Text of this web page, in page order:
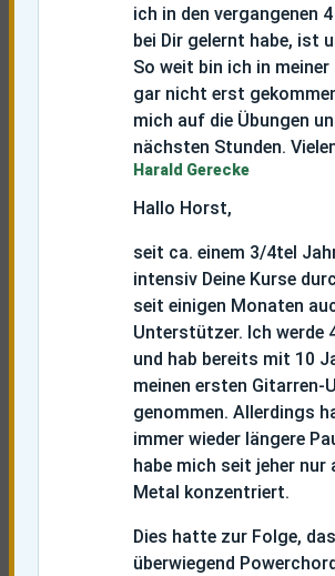
ich in den vergangenen
bei Dir gelernt habe, ist
So weit bin ich in
gar nicht erst
mich auf die Übungen
nächsten Stunden.
Harald Gerecke
Hallo Horst,
seit ca. einem 3/4tel
intensiv Deine Kurse
seit einigen Monaten
Unterstützer. Ich werde
und hab bereits mit 10
meinen ersten Gitarren-
genommen. Allerdings
immer wieder längere
habe mich seit jeher nur
Metal konzentriert.
Dies hatte zur Folge,
überwiegend